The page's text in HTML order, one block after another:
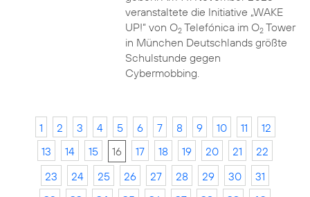
veranstaltete die Initiative „WAKE
UP!“ von O2Telefónica im O2Tower
in München Deutschlands größte
Schulstunde gegen
Cybermobbing.
1 2 3 4 5 6 7 8 9 10 11
12
13
14 15 16 17 18 19 20 21
22
23
24 25 26 27 28 29 30
31